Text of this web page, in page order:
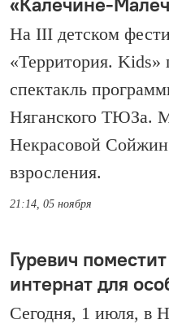
На III детском
«Территория. Kids»
спектакль
Няганского ТЮЗа.
Некрасовой
взросления.
21:14, 05 ноября
Гуревич
интернат для
Сегодня, 1 июля, в